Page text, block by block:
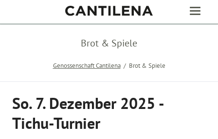
Brot & Spiele
Genossenschaft Cantilena Brot & Spiele
So. 7. Dezember 2025 -
Tichu-Turnier